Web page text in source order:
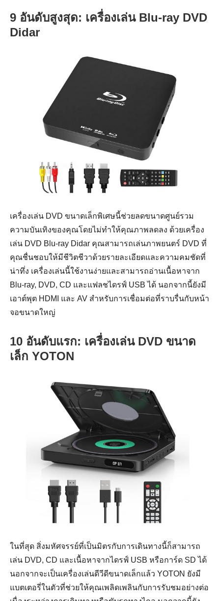
9 อันดับสูงสุด: เครื่องเล่น Blu-ray DVD
Didar
เครื่องเล่น DVD ขนาดเล็กพิเศษนี้ช่วยลดขนาดศูนย์รวม
ความบันเทิงของคุณโดยไม่ทำให้คุณภาพลดลง ด้วยเครื่อง
เล่น DVD Blu-ray Didar คุณสามารถเล่นภาพยนตร์ DVD ที่
คุณชื่นชอบให้มีชีวิตชีวาด้วยรายละเอียดและความคมชัดที่
น่าทึ่ง เครื่องเล่นนี้ใช้งานง่ายและสามารถอ่านเนื้อหาจาก
Blu-ray, DVD, CD และแฟลชไดรฟ์ USB ได้ นอกจากนี้ยังมี
เอาต์พุต HDMI และ AV สำหรับการเชื่อมต่อที่ราบรื่นกับหน้า
จอขนาดใหญ่
10 อันดับแรก: เครื่องเล่น DVD ขนาด
เล็ก YOTON
ในที่สุด สิ่งมหัศจรรย์ที่เป็นมิตรกับการเดินทางนี้ก็สามารถ
เล่น DVD, CD และเนื้อหาจากไดรฟ์ USB หรือการ์ด SD ได้
นอกจากจะเป็นเครื่องเล่นดีวีดีขนาดเล็กแล้ว YOTON ยังมี
แบตเตอรี่ในตัวที่ช่วยให้คุณเพลิดเพลินกับการรับชมอย่างต่อ